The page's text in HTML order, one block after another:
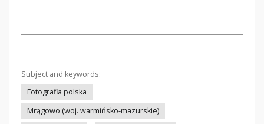
Subject and keywords:
Fotografia polska
Mrągowo (woj. warmińsko-mazurskie)